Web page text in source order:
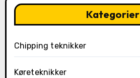
Kategorier
Chipping teknikker
Køreteknikker